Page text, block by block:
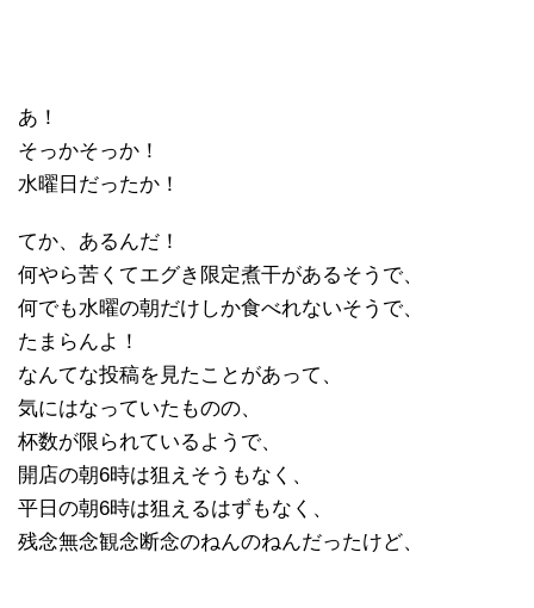
あ！
そっかそっか！
水曜日だったか！
てか、あるんだ！
何やら苦くてエグき限定煮干があるそうで、
何でも水曜の朝だけしか食べれないそうで、
たまらんよ！
なんてな投稿を見たことがあって、
気にはなっていたものの、
杯数が限られているようで、
開店の朝6時は狙えそうもなく、
平日の朝6時は狙えるはずもなく、
残念無念観念断念のねんのねんだったけど、